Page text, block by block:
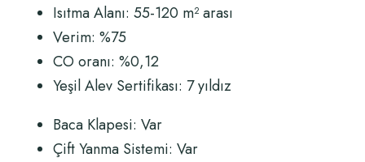
Isıtma Alanı: 55-120 m²arası
Verim: %75
CO oranı: %0,12
Yeşil Alev Sertifikası: 7 yıldız
Baca Klapesi: Var
Çift Yanma Sistemi: Var